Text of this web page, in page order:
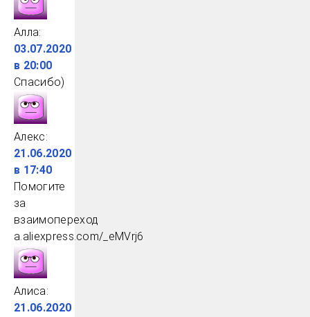
Алла:
03.07.2020
в 20:00
Спасибо)
Алекс:
21.06.2020
в 17:40
Помогите
за
взаимопереход
a.aliexpress.com/_eMVrj6
Алиса:
21.06.2020